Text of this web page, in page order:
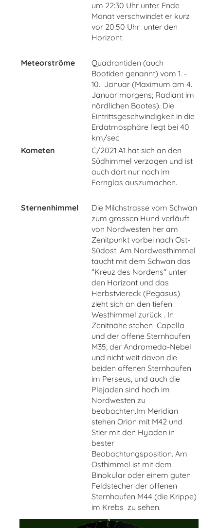
um 22:30 Uhr unter. Ende
Monat verschwindet er kurz
vor 20:50 Uhr unter den
Horizont.
Meteorströme
Quadrantiden (auch
Bootiden genannt) vom 1. -
10. Januar (Maximum am 4.
Januar morgens; Radiant im
nördlichen Bootes). Die
Eintrittsgeschwindigkeit in die
Erdatmosphäre liegt bei 40
km/sec
Kometen
C/2021 A1 hat sich an den
Südhimmel verzogen und ist
auch dort nur noch im
Fernglas auszumachen.
Sternenhimmel
Die Milchstrasse vom Schwan
zum grossen Hund verläuft
von Nordwesten her am
Zenitpunkt vorbei nach Ost-
Südost. Am Nordwesthimmel
taucht mit dem Schwan das
"Kreuz des Nordens" unter
den Horizont und das
Herbstviereck (Pegasus)
zieht sich an den tiefen
Westhimmel zurück . In
Zenitnähe stehen Capella
und der offene Sternhaufen
M35; der Andromeda-Nebel
und nicht weit davon die
beiden offenen Sternhaufen
im Perseus, und auch die
Plejaden sind hoch im
Nordwesten zu
beobachten.Im Meridian
stehen Orion mit M42 und
Stier mit den Hyaden in
bester
Beobachtungsposition. Am
Osthimmel ist mit dem
Binokular oder einem guten
Feldstecher der offenen
Sternhaufen M44 (die Krippe)
im Krebs zu sehen.